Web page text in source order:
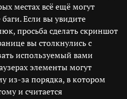
местах всё ещё могут
Если вы увидите
просьба сделать скриншот
вы столкнулись с
используемый вами
элементы могут
из-за порядка, в котором
и считается